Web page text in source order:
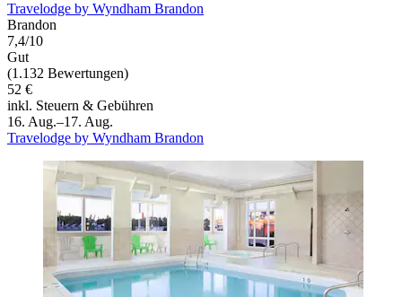
Travelodge by Wyndham Brandon
Brandon
7,4/10
Gut
(1.132 Bewertungen)
52 €
inkl. Steuern & Gebühren
16. Aug.–17. Aug.
Travelodge by Wyndham Brandon